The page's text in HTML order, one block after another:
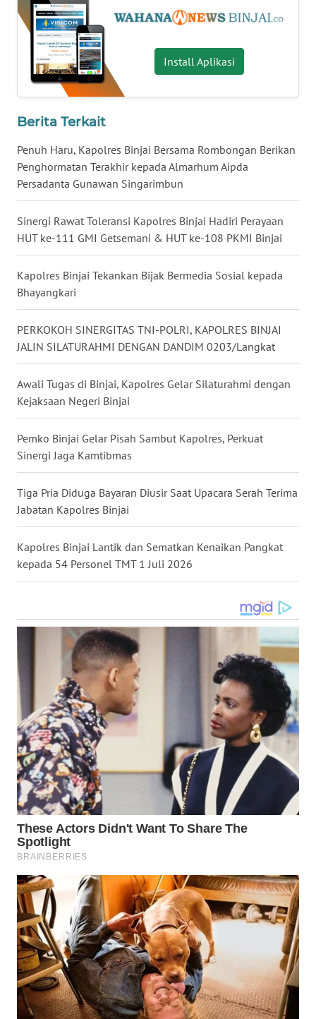
Install Aplikasi
Berita Terkait
Penuh Haru, Kapolres Binjai Bersama Rombongan Berikan
Penghormatan Terakhir kepada Almarhum Aipda
Persadanta Gunawan Singarimbun
Sinergi Rawat Toleransi Kapolres Binjai Hadiri Perayaan
HUT ke-111 GMI Getsemani & HUT ke-108 PKMI Binjai
Kapolres Binjai Tekankan Bijak Bermedia Sosial kepada
Bhayangkari
PERKOKOH SINERGITAS TNI-POLRI, KAPOLRES BINJAI
JALIN SILATURAHMI DENGAN DANDIM 0203/Langkat
Awali Tugas di Binjai, Kapolres Gelar Silaturahmi dengan
Kejaksaan Negeri Binjai
Pemko Binjai Gelar Pisah Sambut Kapolres, Perkuat
Sinergi Jaga Kamtibmas
Tiga Pria Diduga Bayaran Diusir Saat Upacara Serah Terima
Jabatan Kapolres Binjai
Kapolres Binjai Lantik dan Sematkan Kenaikan Pangkat
kepada 54 Personel TMT 1 Juli 2026
WN
MALUT
WN
DAIRI
WN
TOBA
WN
NIAS
WN
WN
TAPANULI
WN
LESUNG
WN
KARO
WN
SIMALUNGUN
WN
LABUHANBATU
WN
WN DELI
SERDANG
TEBING
TINGGI
WN
PAKPAK
WN
KARAWANG
BEKASI
WN
BOGOR
WN
DEPOK